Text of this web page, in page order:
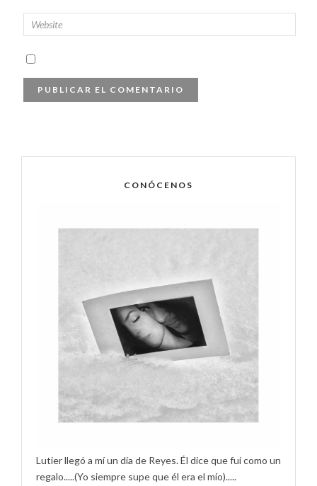
CONÓCENOS
Lutier llegó a mí un día de Reyes. Él dice que fui como un
regalo.....(Yo siempre supe que él era el mío).....